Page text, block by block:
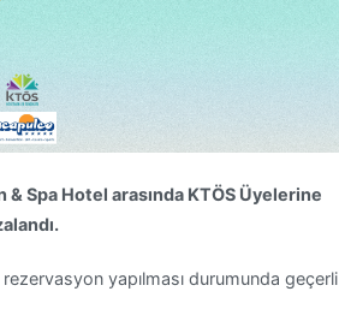
Spa Hotel arasında KTÖS Üyelerine
yapılması durumunda geçerli